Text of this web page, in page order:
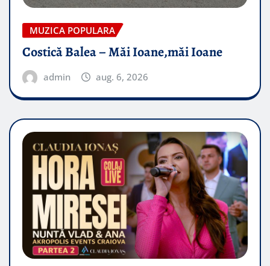
MUZICA POPULARA
Costică Balea – Măi Ioane,măi Ioane
admin aug. 6, 2026